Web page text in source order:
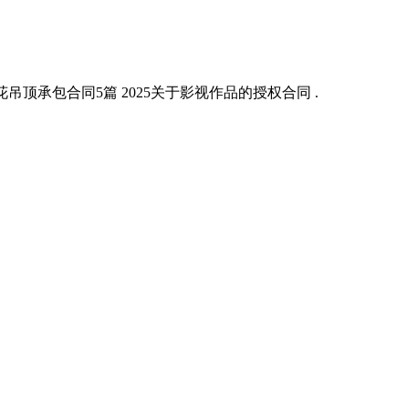
顶承包合同5篇 2025关于影视作品的授权合同 .